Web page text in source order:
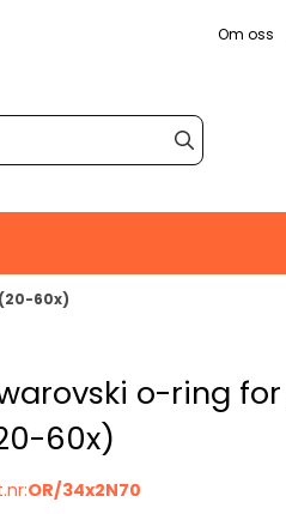
Om oss
60x)
o-ring
60x)
OR/34x2N70